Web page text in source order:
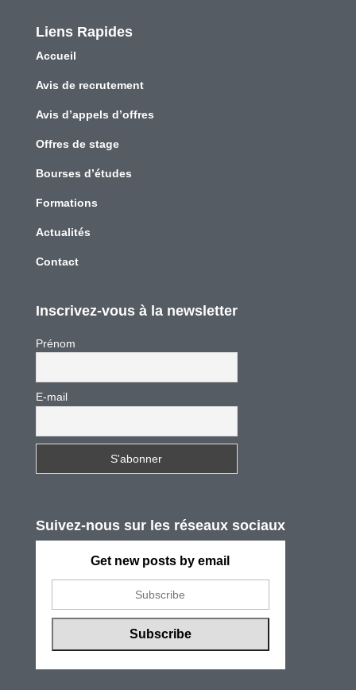
Liens Rapides
Accueil
Avis de recrutement
Avis d’appels d’offres
Offres de stage
Bourses d’études
Formations
Actualités
Contact
Inscrivez-vous à la newsletter
Prénom
E-mail
Suivez-nous sur les réseaux sociaux
Get new posts by email